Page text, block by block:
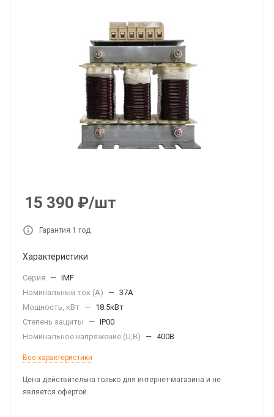
15 390 ₽/шт
Гарантия 1 год
Характеристики
Серия — IMF
Номинальный ток (А)
— 37А
Мощность, кВт — 18.5кВт
Степень защиты
— IP00
Номинальное напряжение (U,B)
— 400В
Все характеристики
Цена действительна только для интернет-магазина и не
является офертой